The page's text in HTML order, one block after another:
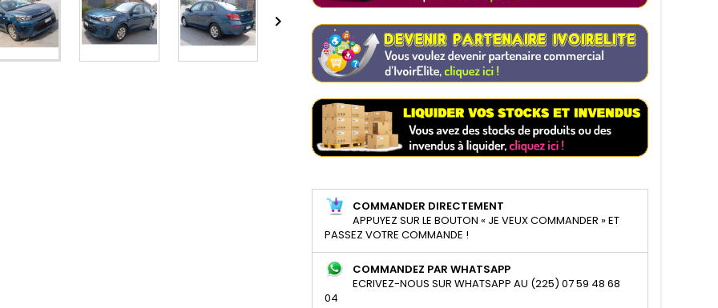

COMMANDER DIRECTEMENT
APPUYEZ SUR LE BOUTON « JE VEUX COMMANDER » ET
PASSEZ VOTRE COMMANDE !
COMMANDEZ PAR WHATSAPP
ECRIVEZ-NOUS SUR WHATSAPP AU (225) 07 59 48 68
04